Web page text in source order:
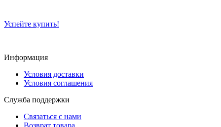
Успейте купить!
Информация
Условия доставки
Условия соглашения
Служба поддержки
Связаться с нами
Возврат товара